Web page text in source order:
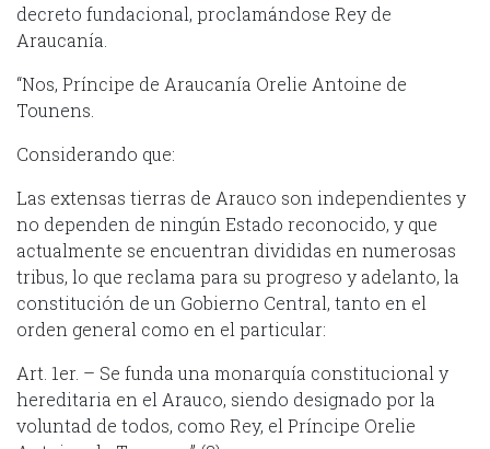
decreto fundacional, proclamándose Rey de
Araucanía.
“Nos, Príncipe de Araucanía Orelie Antoine de
Tounens.
Considerando que:
Las extensas tierras de Arauco son independientes y
no dependen de ningún Estado reconocido, y que
actualmente se encuentran divididas en numerosas
tribus, lo que reclama para su progreso y adelanto, la
constitución de un Gobierno Central, tanto en el
orden general como en el particular:
Art. 1er. – Se funda una monarquía constitucional y
hereditaria en el Arauco, siendo designado por la
voluntad de todos, como Rey, el Príncipe Orelie